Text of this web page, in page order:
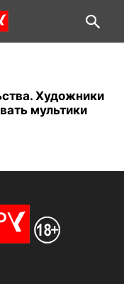
Художники
мультики